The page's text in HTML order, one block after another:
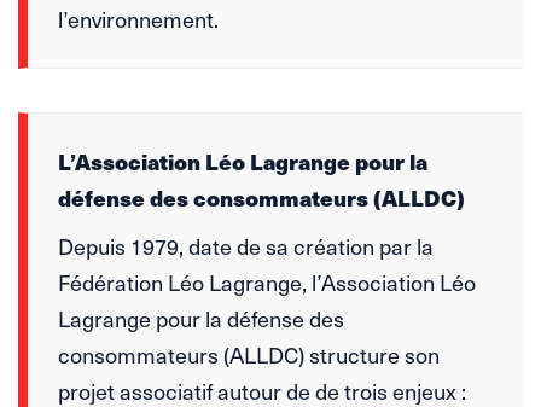
l’environnement.
L’Association Léo Lagrange pour la
défense des consommateurs (ALLDC)
Depuis 1979, date de sa création par la
Fédération Léo Lagrange, l’Association Léo
Lagrange pour la défense des
consommateurs (ALLDC) structure son
projet associatif autour de de trois enjeux :